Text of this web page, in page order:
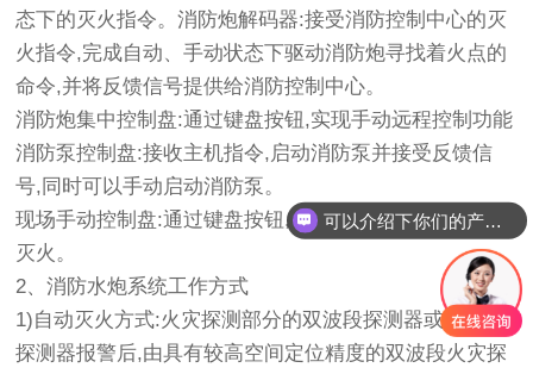
态下的灭火指令。消防炮解码器:接受消防控制中心的灭
火指令,完成自动、手动状态下驱动消防炮寻找着火点的
命令,并将反馈信号提供给消防控制中心。
消防炮集中控制盘:通过键盘按钮,实现手动远程控制功能
消防泵控制盘:接收主机指令,启动消防泵并接受反馈信
号,同时可以手动启动消防泵。
现场手动控制盘:通过键盘按钮,现场人员操作消防炮进行
灭火。
2、消防水炮系统工作方式
1)自动灭火方式:火灾探测部分的双波段探测器或光截面
探测器报警后,由具有较高空间定位精度的双波段火灾探
可以介绍下你们的产品么